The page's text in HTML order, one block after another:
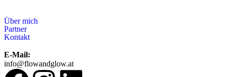
Über mich
Partner
Kontakt
E-Mail:
info@flowandglow.at